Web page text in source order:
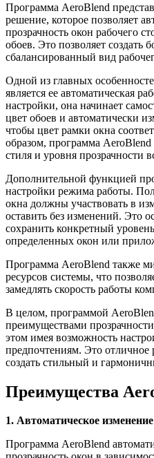
Программа AeroBlend
решение, которое позволяет
прозрачность окон рабочего
обоев. Это позволяет создать
сбалансированный вид
Одной из главных
является ее автоматическая
настройки, она начинает
цвет обоев и автоматически
чтобы цвет рамки окна
образом, программа AeroBlend
стиля и уровня прозрачности
Дополнительной функцией
настройки режима работы.
окна должны участвовать в
оставить без изменений. Это
сохранить конкретный
определенных окон или
Программа AeroBlend также
ресурсов системы, что
замедлять скорость работы
В целом, программой
преимуществами
этом имея возможность
предпочтениям. Это отличное
создать стильный и
Преимущества
1. Автоматическое
Программа AeroBlend